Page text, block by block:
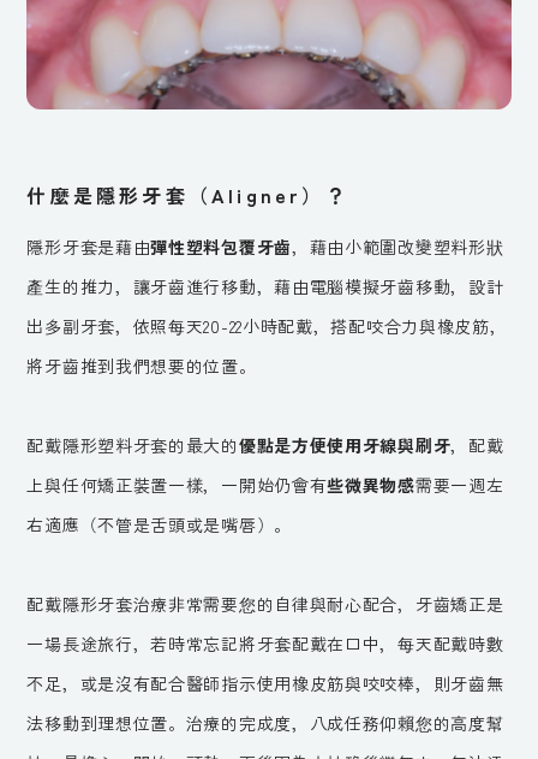
什麼是隱形牙套（Aligner）？
隱形牙套是藉由彈性塑料包覆牙齒，藉由小範圍改變塑料形狀
產生的推力，讓牙齒進行移動，藉由電腦模擬牙齒移動，設計
出多副牙套，依照每天20-22小時配戴，搭配咬合力與橡皮筋，
將牙齒推到我們想要的位置。
配戴隱形塑料牙套的最大的優點是方便使用牙線與刷牙，配戴
上與任何矯正裝置一樣，一開始仍會有些微異物感需要一週左
右適應（不管是舌頭或是嘴唇）。
配戴隱形牙套治療非常需要您的自律與耐心配合，牙齒矯正是
一場長途旅行，若時常忘記將牙套配戴在口中，每天配戴時數
不足，或是沒有配合醫師指示使用橡皮筋與咬咬棒，則牙齒無
法移動到理想位置。治療的完成度，八成任務仰賴您的高度幫